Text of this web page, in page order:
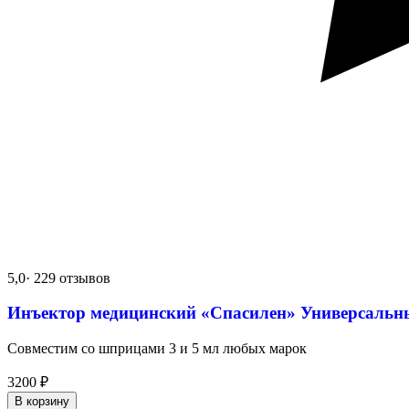
5,0· 229 отзывов
Инъектор медицинский «Спасилен»
Совместим со шприцами 3 и 5 мл любых марок
3200 ₽
В корзину